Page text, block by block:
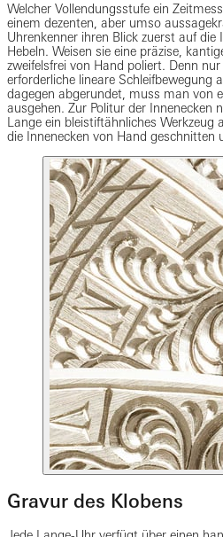
Welcher Vollendungsstufe ein
einem dezenten, aber umso
Uhrenkenner ihren Blick zuerst auf die
Hebeln. Weisen sie eine präzise,
zweifelsfrei von Hand poliert. Denn
erforderliche lineare Schleifbewegung
dagegen abgerundet, muss man von
ausgehen. Zur Politur der Innenecken
Lange ein bleistiftähnliches
die Innenecken von Hand geschnitten
Gravur des Klobens